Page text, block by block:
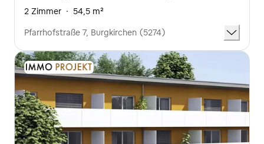
2 Zimmer · 54,5 m²
Pfarrhofstraße 7, Burgkirchen (5274)